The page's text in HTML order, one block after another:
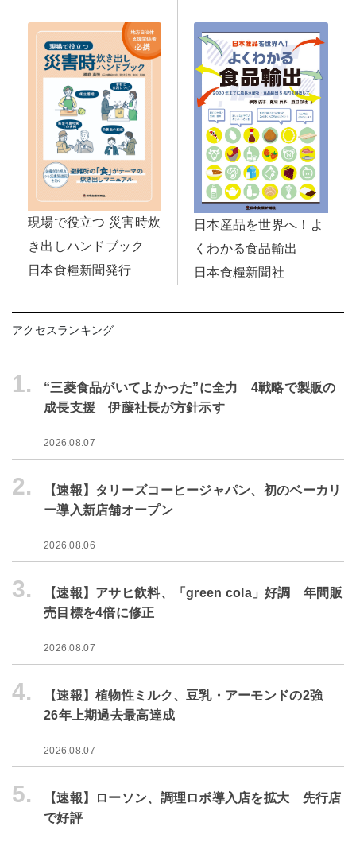
現場で役立つ 災害時炊
き出しハンドブック
日本食糧新聞発行
日本産品を世界へ！よ
くわかる食品輸出
日本食糧新聞社
アクセスランキング
1.
“三菱食品がいてよかった”に全力 4戦略で製販の
成長支援 伊藤社長が方針示す
2026.08.07
2.
【速報】タリーズコーヒージャパン、初のベーカリ
ー導入新店舗オープン
2026.08.06
3.
【速報】アサヒ飲料、「green cola」好調 年間販
売目標を4倍に修正
2026.08.07
4.
【速報】植物性ミルク、豆乳・アーモンドの2強
26年上期過去最高達成
2026.08.07
5.
【速報】ローソン、調理ロボ導入店を拡大 先行店
で好評